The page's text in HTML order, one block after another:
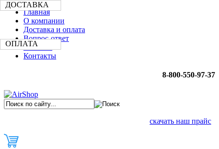
Главная
О компании
Доставка и оплата
Вопрос-ответ
Новости
Контакты
8-800-550-97-37
скачать наш прайс
ДОСТАВКА
ОПЛАТА